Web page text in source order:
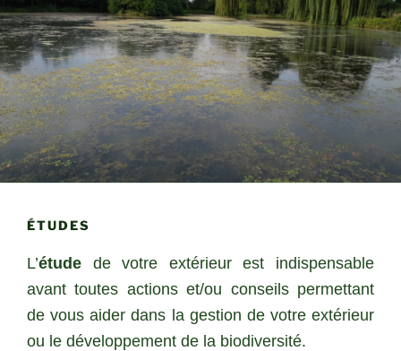
ÉTUDES
L’étude de votre extérieur est indispensable
avant toutes actions et/ou conseils permettant
de vous aider dans la gestion de votre extérieur
ou le développement de la biodiversité.